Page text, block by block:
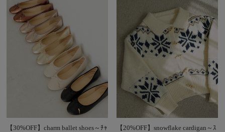
【30%OFF】charm ballet shoes～ﾁｬ
【20%OFF】snowflake cardigan～ｽ